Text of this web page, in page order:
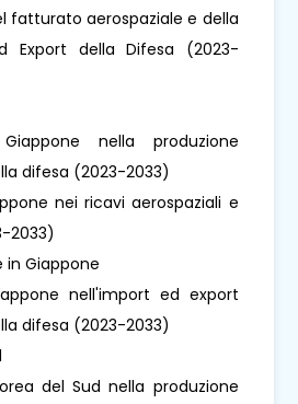
fatturato aerospaziale e della
Export della Difesa (2023-
nella produzione
difesa (2023-2033)
nei ricavi aerospaziali e
2033)
in Giappone
nell'import ed export
difesa (2023-2033)
del Sud nella produzione